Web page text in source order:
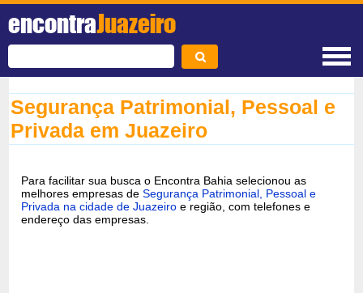
encontraJuazeiro
Segurança Patrimonial, Pessoal e
Privada em Juazeiro
Para facilitar sua busca o Encontra Bahia selecionou as
melhores empresas deSegurança Patrimonial, Pessoal e
Privada na cidade de Juazeiro e região, com telefones e
endereço das empresas.